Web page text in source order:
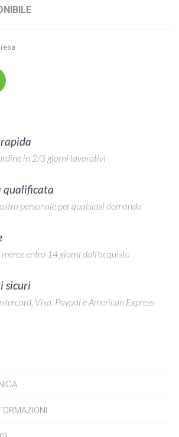
in 2/3 giorni lavorativi
qualificata
personale per qualsiasi domanda
entro 14 giorni dall'acquisto
sicuri
Visa, Paypal e American Express